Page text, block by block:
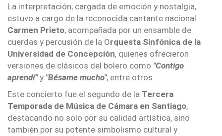
La interpretación, cargada de emoción y nostalgia,
estuvo a cargo de la reconocida cantante nacional
Carmen Prieto, acompañada por un ensamble de
cuerdas y percusión de la Orquesta Sinfónica de la
Universidad de Concepción, quienes ofrecieron
versiones de clásicos del bolero como "Contigo
aprendí"y "Bésame mucho", entre otros.
Este concierto fue el segundo de la Tercera
Temporada de Música de Cámara en Santiago,
destacando no solo por su calidad artística, sino
también por su potente simbolismo cultural y